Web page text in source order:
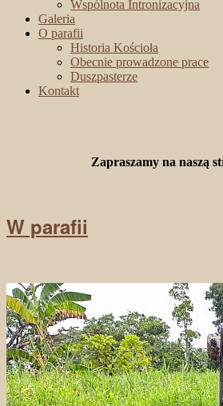
Wspólnota Intronizacyjna
Galeria
O parafii
Historia Kościoła
Obecnie prowadzone prace
Duszpasterze
Kontakt
Zapraszamy na naszą
W parafii